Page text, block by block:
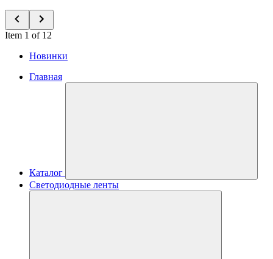
Item 1 of 12
Новинки
Главная
Каталог
Светодиодные ленты